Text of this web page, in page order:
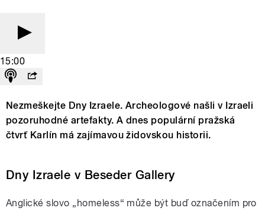
15:00
Nezmeškejte Dny Izraele. Archeologové našli v Izraeli
pozoruhodné artefakty. A dnes populární pražská
čtvrť Karlín má zajímavou židovskou historii.
Dny Izraele v Beseder Gallery
Anglické slovo „homeless“ může být buď označením pro